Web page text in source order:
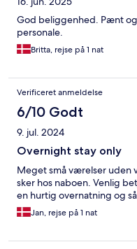
God beliggenhed. Pænt
personale.
Britta, rejse på 1 nat
Verificeret anmeldelse
6/10 Godt
9. jul. 2024
Overnight stay only
Meget små værelser uden
sker hos naboen. Venlig
en hurtig overnatning og
Jan, rejse på 1 nat